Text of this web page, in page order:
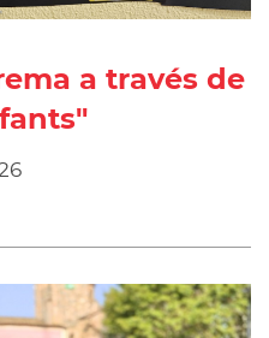
a través de